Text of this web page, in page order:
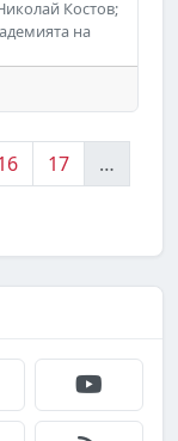
Костов;
на
на
17
…